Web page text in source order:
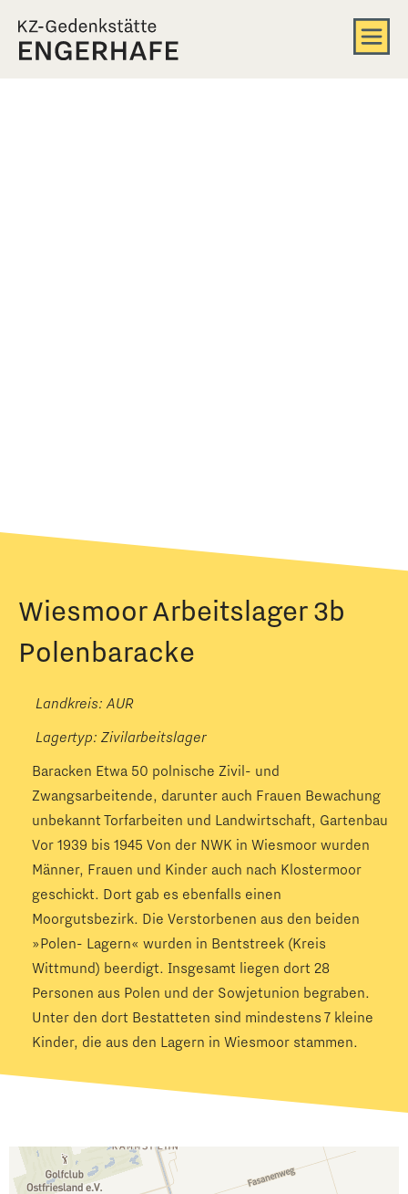
Wiesmoor Arbeitslager 3b
Polenbaracke
Landkreis: AUR
Lagertyp: Zivilarbeitslager
Baracken Etwa 50 polnische Zivil- und
Zwangsarbeitende, darunter auch Frauen Bewachung
unbekannt Torfarbeiten und Landwirtschaft, Gartenbau
Vor 1939 bis 1945 Von der NWK in Wiesmoor wurden
Männer, Frauen und Kinder auch nach Klostermoor
geschickt. Dort gab es ebenfalls einen
Moorgutsbezirk. Die Verstorbenen aus den beiden
»Polen- Lagern« wurden in Bentstreek (Kreis
Wittmund) beerdigt. Insgesamt liegen dort 28
Personen aus Polen und der Sowjetunion begraben.
Unter den dort Bestatteten sind mindestens 7 kleine
Kinder, die aus den Lagern in Wiesmoor stammen.